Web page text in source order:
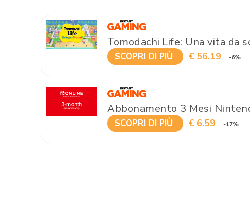
Tomodachi Life: Una vita da
SCOPRI DI PIÙ € 56.19 -6%
Abbonamento 3 Mesi
SCOPRI DI PIÙ € 6.59 -17%